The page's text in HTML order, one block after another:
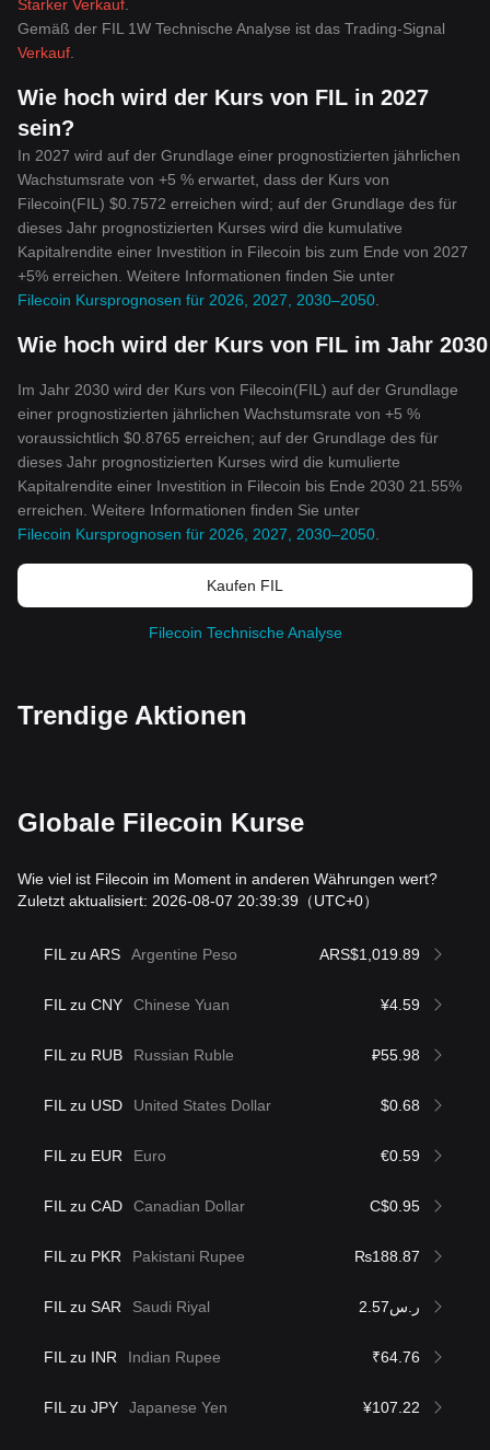
Starker Verkauf
Gemäß der FIL 1W Technische Analyse ist das Trading-Signal
Verkauf
Wie hoch wird der Kurs von FIL in 2027
sein?
In 2027 wird auf der Grundlage einer prognostizierten jährlichen
Wachstumsrate von +5 % erwartet, dass der Kurs von
Filecoin(FIL) $0.7572 erreichen wird; auf der Grundlage des für
dieses Jahr prognostizierten Kurses wird die kumulative
Kapitalrendite einer Investition in Filecoin bis zum Ende von 2027
+5% erreichen. Weitere Informationen finden Sie unter
Filecoin Kursprognosen für 2026, 2027, 2030–2050
Wie hoch wird der Kurs von FIL im Jahr
Im Jahr 2030 wird der Kurs von Filecoin(FIL) auf der Grundlage
einer prognostizierten jährlichen Wachstumsrate von +5 %
voraussichtlich $0.8765 erreichen; auf der Grundlage des für
dieses Jahr prognostizierten Kurses wird die kumulierte
Kapitalrendite einer Investition in Filecoin bis Ende 2030 21.55%
erreichen. Weitere Informationen finden Sie unter
Filecoin Kursprognosen für 2026, 2027, 2030–2050
Kaufen FIL
Filecoin Technische Analyse
Trendige Aktionen
Globale Filecoin Kurse
Wie viel ist Filecoin im Moment in anderen Währungen wert?
Zuletzt aktualisiert: 2026-08-07 20:39:39 （UTC+0）
FIL zu ARS Argentine Peso ARS$1,019.89
FIL zu CNY Chinese Yuan ¥4.59
FIL zu RUB Russian Ruble ₽55.98
FIL zu USD United States Dollar $0.68
FIL zu EUR Euro €0.59
FIL zu CAD Canadian Dollar C$0.95
FIL zu PKR Pakistani Rupee ₨188.87
FIL zu SAR Saudi Riyal ر.س2.57
FIL zu INR Indian Rupee ₹64.76
FIL zu JPY Japanese Yen ¥107.22